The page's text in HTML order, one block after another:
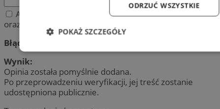
Akceptuję regulamin zamieszczania komentarzy
oraz politykę prywatności.
Błąd:
Wynik:
Opinia została pomyślnie dodana.
Po przeprowadzeniu weryfikacji, jej treść zostanie
udostępniona publicznie.
ODRZUĆ WSZYSTKIE
POKAŻ SZCZEGÓŁY
Niezbędne Wydajność Targetowanie